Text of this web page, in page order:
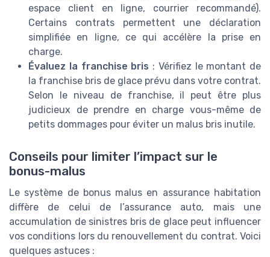
espace client en ligne, courrier recommandé).
Certains contrats permettent une déclaration
simplifiée en ligne, ce qui accélère la prise en
charge.
Évaluez la franchise bris : Vérifiez le montant de
la franchise bris de glace prévu dans votre contrat.
Selon le niveau de franchise, il peut être plus
judicieux de prendre en charge vous-même de
petits dommages pour éviter un malus bris inutile.
Conseils pour limiter l’impact sur le
bonus-malus
Le système de bonus malus en assurance habitation
diffère de celui de l’assurance auto, mais une
accumulation de sinistres bris de glace peut influencer
vos conditions lors du renouvellement du contrat. Voici
quelques astuces :